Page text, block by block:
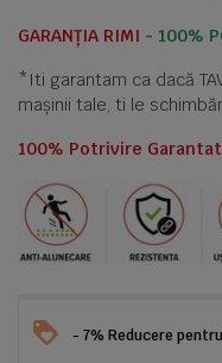
GARANȚIA RIMI - 100%
*Iti garantam ca dacă
mașinii tale, ti le
100% Potrivire
- 7% Reducere